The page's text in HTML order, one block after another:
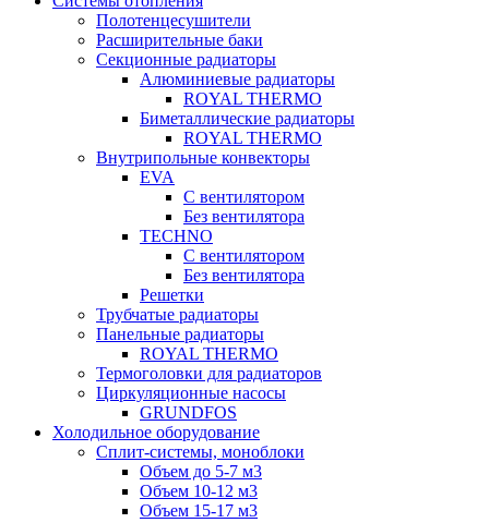
Полотенцесушители
Расширительные баки
Секционные радиаторы
Алюминиевые радиаторы
ROYAL THERMO
Биметаллические радиаторы
ROYAL THERMO
Внутрипольные конвекторы
EVA
С вентилятором
Без вентилятора
TECHNO
С вентилятором
Без вентилятора
Решетки
Трубчатые радиаторы
Панельные радиаторы
ROYAL THERMO
Термоголовки для радиаторов
Циркуляционные насосы
GRUNDFOS
Холодильное оборудование
Сплит-системы, моноблоки
Объем до 5-7 м3
Объем 10-12 м3
Объем 15-17 м3